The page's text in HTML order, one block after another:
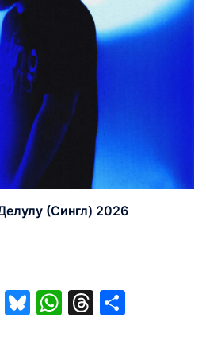
(Сингл) 2026
Telegram
Bluesky
WhatsApp
Threads